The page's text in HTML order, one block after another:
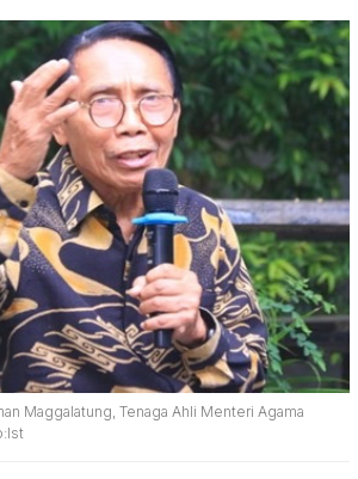
Maggalatung, Tenaga Ahli Menteri Agama